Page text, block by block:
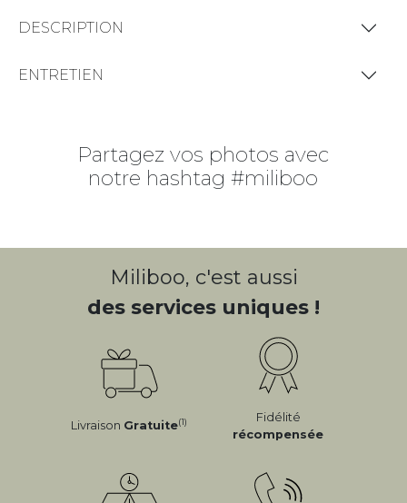
DESCRIPTION
ENTRETIEN
Partagez vos photos avec
notre hashtag #miliboo
Miliboo, c'est aussi
des services uniques !
Livraison Gratuite(1)
Fidélité
récompensée